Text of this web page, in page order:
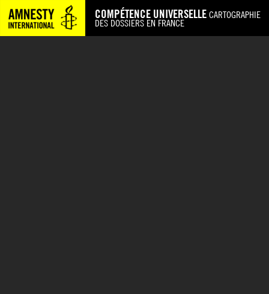
COMPÉTENCE UNIVERSELLE CARTOGRAPHIE
DES DOSSIERS EN FRANCE